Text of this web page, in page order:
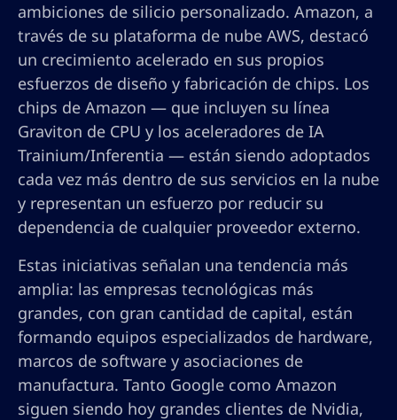
ambiciones de silicio personalizado. Amazon, a
través de su plataforma de nube AWS, destacó
un crecimiento acelerado en sus propios
esfuerzos de diseño y fabricación de chips. Los
chips de Amazon — que incluyen su línea
Graviton de CPU y los aceleradores de IA
Trainium/Inferentia — están siendo adoptados
cada vez más dentro de sus servicios en la nube
y representan un esfuerzo por reducir su
dependencia de cualquier proveedor externo.
Estas iniciativas señalan una tendencia más
amplia: las empresas tecnológicas más
grandes, con gran cantidad de capital, están
formando equipos especializados de hardware,
marcos de software y asociaciones de
manufactura. Tanto Google como Amazon
siguen siendo hoy grandes clientes de Nvidia,